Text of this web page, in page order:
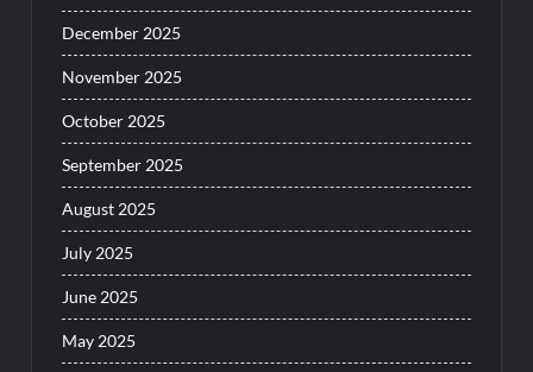
December 2025
November 2025
October 2025
September 2025
August 2025
July 2025
June 2025
May 2025